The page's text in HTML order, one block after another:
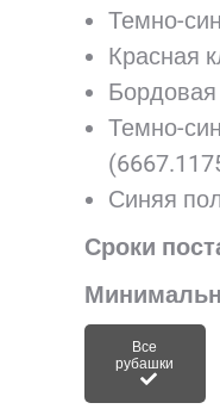
Темно-
Красная
Бордовая
Темно-
Синяя
Сроки
Все
рубашки